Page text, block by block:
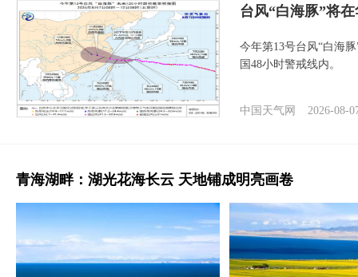
台风“白海豚”将
今年第13号台风“白海
国48小时警戒线内。
中国天气网 2026-08-
青海湖畔：湖光花海长云 天地铺成明亮画卷